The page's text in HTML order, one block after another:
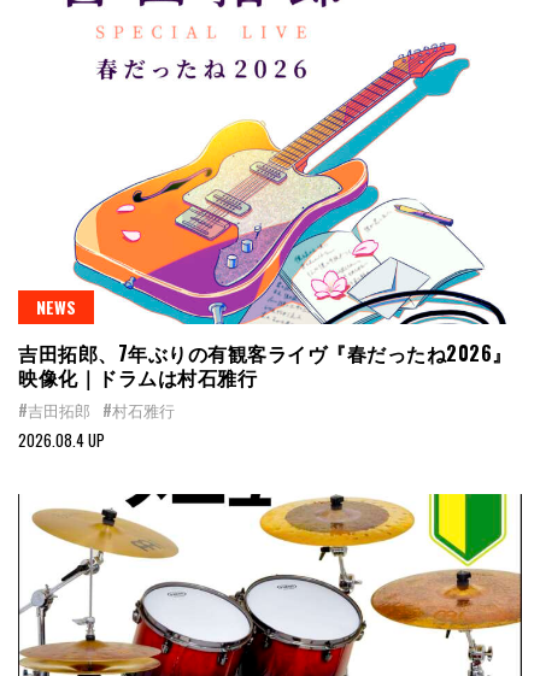
NEWS
吉田拓郎、7年ぶりの有観客ライヴ『春だったね2026』
映像化｜ドラムは村石雅行
#吉田拓郎 #村石雅行
2026.08.4 UP